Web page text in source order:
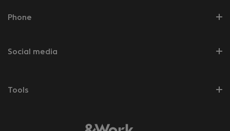
Phone
Social media
Tools